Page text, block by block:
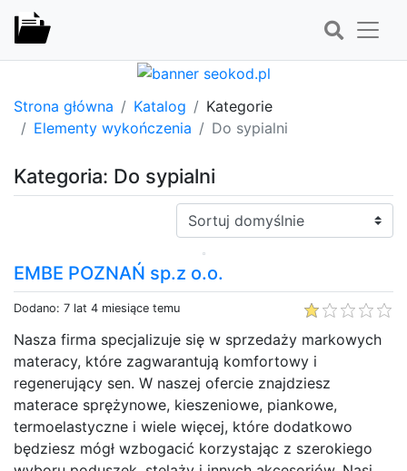
Strona główna Katalog
Kategorie
Elementy wykończenia
Do sypialni
Kategoria: Do sypialni
Sortuj:
EMBE POZNAŃ sp.z o.o.
Dodano: 7 lat 4 miesiące temu
Nasza firma specjalizuje się w sprzedaży markowych
materacy, które zagwarantują komfortowy i
regenerujący sen. W naszej ofercie znajdziesz
materace sprężynowe, kieszeniowe, piankowe,
termoelastyczne i wiele więcej, które dodatkowo
będziesz mógł wzbogacić korzystając z szerokiego